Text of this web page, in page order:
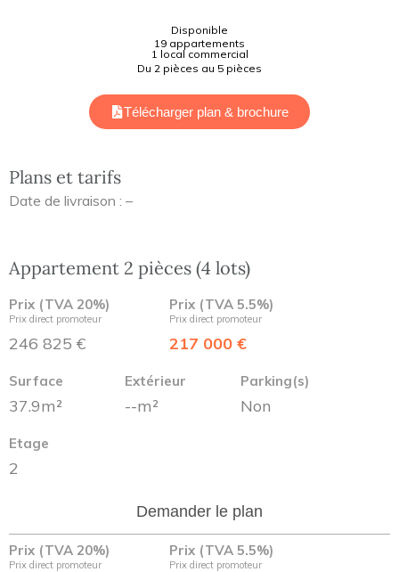
Disponible
19 appartements
1 local commercial
Du 2 pièces au 5 pièces
Télécharger plan & brochure
Plans et tarifs
Date de livraison : –
Appartement 2 pièces (4 lots)
Prix (TVA 20%)
Prix direct promoteur
246 825 €
Prix (TVA 5.5%)
Prix direct promoteur
217 000 €
Surface
37.9m²
Extérieur
--m²
Parking(s)
Non
Etage
2
Demander le plan
Prix (TVA 20%)
Prix direct promoteur
Prix (TVA 5.5%)
Prix direct promoteur